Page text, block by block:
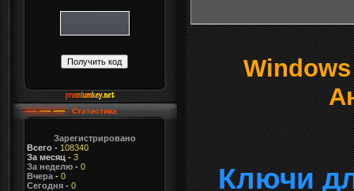
Статистика
Зарегистрировано
Всего- 108340
За месяц - 3
За неделю- 0
Вчера- 0
Сегодня- 0
Windows
Ключи